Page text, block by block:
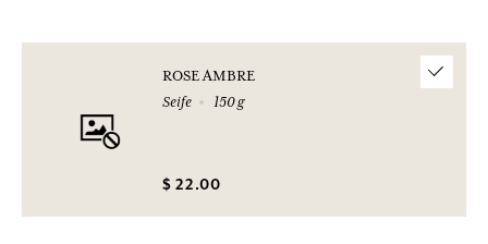
ROSE AMBRE
Seife
150 g
$ 22.00